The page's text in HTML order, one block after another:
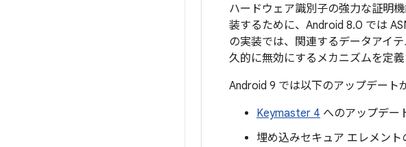
ハードウェア識別子の強力な証明
装するために、Android 8.0 では
の実装では、関連するデータアイ
久的に無効にするメカニズムを定義
Android 9 では以下のアップデート
Keymaster 4 へのアップデー
埋め込みセキュア エレメント